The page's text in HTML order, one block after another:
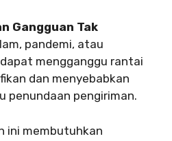
Gangguan Tak
pandemi, atau
mengganggu rantai
dan menyebabkan
penundaan pengiriman.
ini membutuhkan